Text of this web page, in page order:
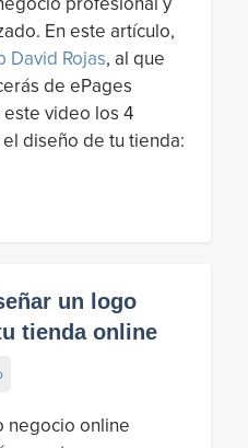
En este artículo,
David Rojas, al que
de ePages
este video los 4
diseño de tu tienda:
un logo
tienda online
negocio online